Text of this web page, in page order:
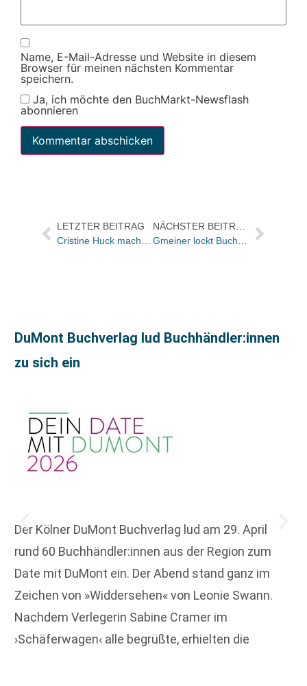
Name, E-Mail-Adresse und Website in diesem
Browser für meinen nächsten Kommentar
speichern.
Ja, ich möchte den BuchMarkt-Newsflash
abonnieren
LETZTER BEITRAG
DuMont Buchverlag lud Buchhändler:innen
zu sich ein
Der Kölner DuMont Buchverlag lud am 29. April
rund 60 Buchhändler:innen aus der Region zum
Date mit DuMont ein. Der Abend stand ganz im
Zeichen von »Widdersehen« von Leonie Swann.
Nachdem Verlegerin Sabine Cramer im
›Schäferwagen‹ alle begrüßte, erhielten die